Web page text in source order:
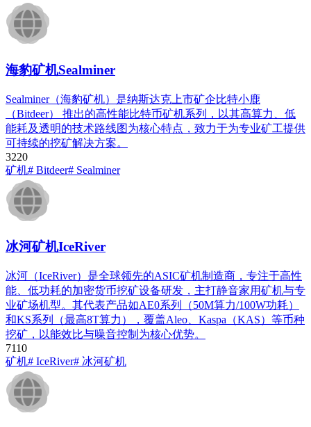
海豹矿机Sealminer
Sealminer（海豹矿机）是纳斯达克上市矿企比特小鹿
（Bitdeer）​ 推出的高性能比特币矿机系列，以其高算力、低
能耗及透明的技术路线图为核心特点，致力于为专业矿工提供
可持续的挖矿解决方案。
3220
矿机# Bitdeer# Sealminer
冰河矿机IceRiver
冰河（IceRiver）是全球领先的ASIC矿机制造商，专注于高性
能、低功耗的加密货币挖矿设备研发，主打静音家用矿机与专
业矿场机型。其代表产品如AE0系列​（50M算力/100W功耗）
和KS系列​（最高8T算力），覆盖Aleo、Kaspa（KAS）等币种
挖矿，以能效比与噪音控制为核心优势。
7110
矿机# IceRiver# 冰河矿机